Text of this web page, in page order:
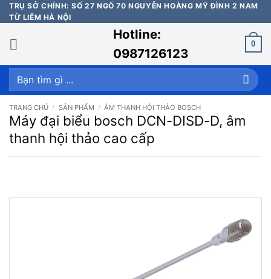
Bỏ
qua
nội
dung
TRỤ SỞ CHÍNH: SỐ 27 NGÕ 70 NGUYỄN HOÀNG MỸ ĐÌNH 2 NAM
TỪ LIÊM HÀ NỘI
Hotline:
0987126123
0
Tìm
kiếm:
TRANG CHỦ / SẢN PHẨM / ÂM THANH HỘI THẢO BOSCH
Máy đại biểu bosch DCN-DISD-D, âm
thanh hội thảo cao cấp